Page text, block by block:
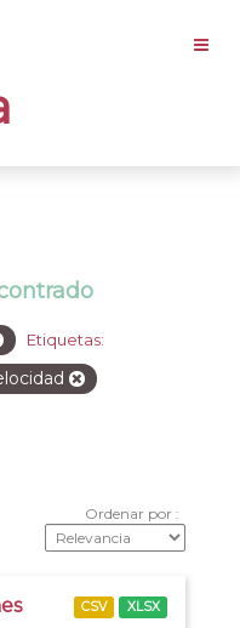
Etiquetas:
Ordenar por
CSV XLSX